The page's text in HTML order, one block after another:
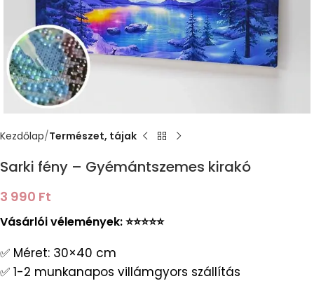
Kezdőlap Természet, tájak
Sarki fény – Gyémántszemes kirakó
3 990 Ft
Vásárlói vélemények: ⭐️⭐️⭐️⭐️⭐️
✅ Méret: 30×40 cm
✅ 1-2 munkanapos villámgyors szállítás